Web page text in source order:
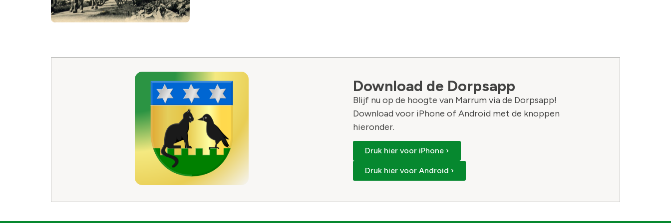
Download de Dorpsapp
Blijf nu op de hoogte van Marrum via de Dorpsapp!
Download voor iPhone of Android met de knoppen
hieronder.
Druk hier voor iPhone ›
Druk hier voor Android ›